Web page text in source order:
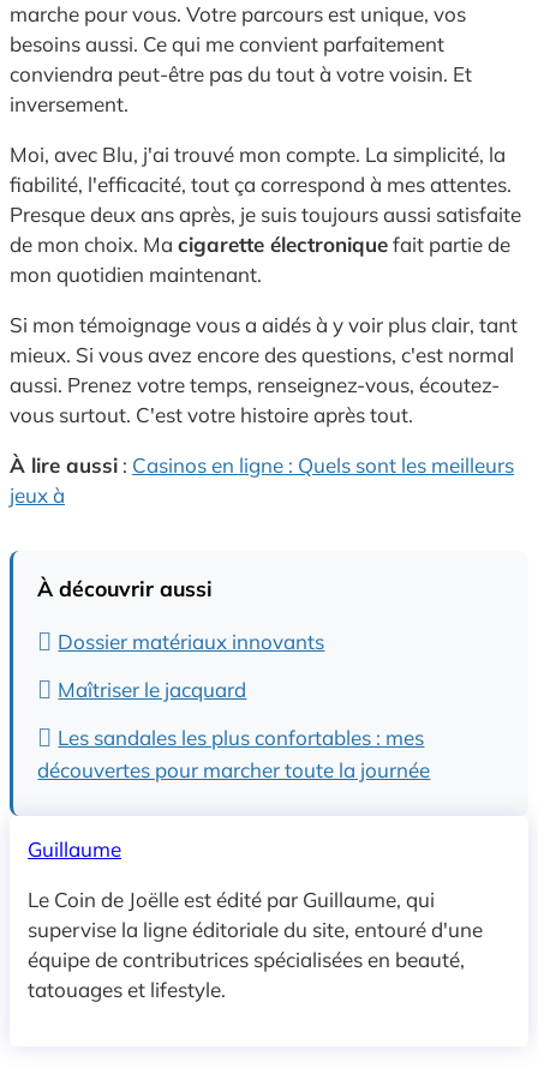
marche pour vous. Votre parcours est unique, vos
besoins aussi. Ce qui me convient parfaitement
conviendra peut-être pas du tout à votre voisin. Et
inversement.
Moi, avec Blu, j'ai trouvé mon compte. La simplicité, la
fiabilité, l'efficacité, tout ça correspond à mes attentes.
Presque deux ans après, je suis toujours aussi satisfaite
de mon choix. Ma cigarette électroniquefait partie de
mon quotidien maintenant.
Si mon témoignage vous a aidés à y voir plus clair, tant
mieux. Si vous avez encore des questions, c'est normal
aussi. Prenez votre temps, renseignez-vous, écoutez-
vous surtout. C'est votre histoire après tout.
À lire aussi : Casinos en ligne : Quels sont les meilleurs
jeux à
À découvrir aussi
Dossier matériaux innovants
Maîtriser le jacquard
Les sandales les plus confortables : mes
découvertes pour marcher toute la journée
Guillaume
Le Coin de Joëlle est édité par Guillaume, qui
supervise la ligne éditoriale du site, entouré d'une
équipe de contributrices spécialisées en beauté,
tatouages et lifestyle.